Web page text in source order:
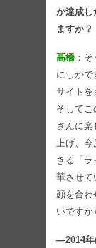
か達成し
ますか？
高橋 ：
にしかで
サイトを
そしてこ
さんに楽
上げ、今
きる「
華させて
顔を合わ
いですか
―2014年